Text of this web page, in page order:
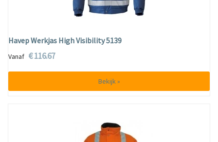
Havep Werkjas High Visibility 5139
Vanaf € 116.67
Bekijk »